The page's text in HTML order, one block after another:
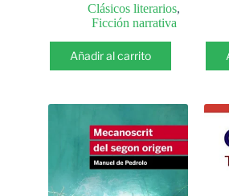
Clásicos literarios,
Ficción narrativa
Añadir al carrito